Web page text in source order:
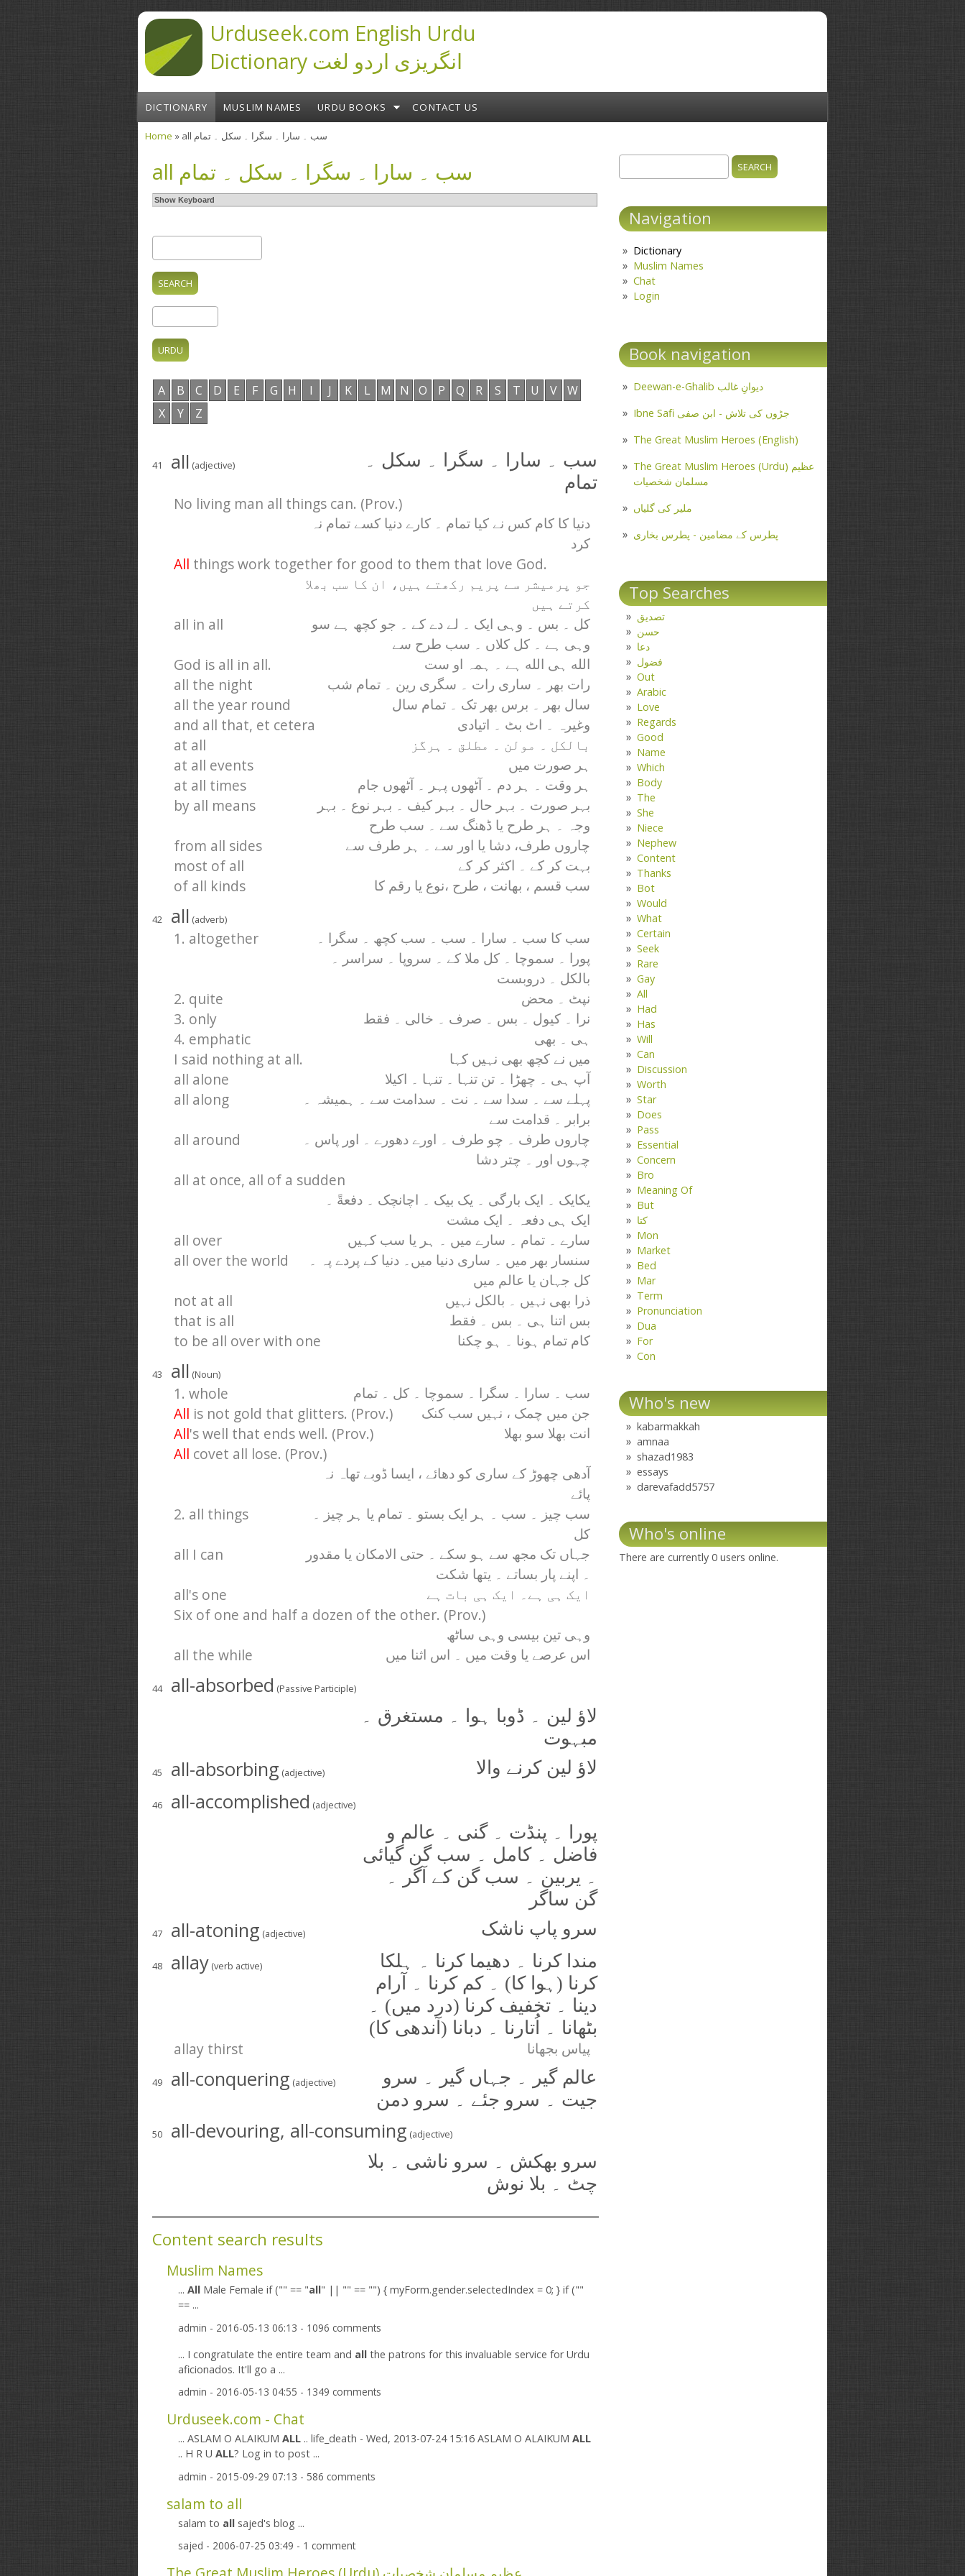
Urduseek.com English Urdu
Dictionary انگریزی اردو لغت
DICTIONARY MUSLIM NAMES URDU BOOKS CONTACT US
Home » all سب ۔ سارا ۔ سگرا ۔ سکل ۔ تمام
all سب ۔ سارا ۔ سگرا ۔ سکل ۔ تمام
Show Keyboard
A B C D E F G H I J K L M N O P Q R S T U V
W
X
Y Z
41 all (adjective)
سب ۔ سارا ۔ سگرا ۔ سکل ۔
تمام
No living man all things can. (Prov.)
دنیا کا کام کس نے کیا تمام ۔ کارے دنیا کسے تمام نہ
کرد
All things work together for good to them that love God.
جو پرمیشر سے پریم رکھتے ہیں، ان کا سب بھلا
کرتے ہیں
all in all
کل ۔ بس ۔ وہی ایک ۔ لے دے کے ۔ جو کچھ ہے سو
وہی ہے ۔ کل کلاں ۔ سب طرح سے
God is all in all. الله ہی الله ہے ۔ ہمہ او ست
all the night رات بھر ۔ ساری رات ۔ سگری رین ۔ تمام شب
all the year round سال بھر ۔ برس بھر تک ۔ تمام سال
and all that, et cetera وغیرہ ۔ اٹ بٹ ۔ اتیادی
at all بالکل ۔ مولن ۔ مطلق ۔ ہرگز
at all events ہر صورت میں
at all times ہر وقت ۔ ہر دم ۔ آٹھوں پہر ۔ آٹھوں جام
by all means
بہر صورت ۔ بہر حال ۔ بہر کیف ۔ بہر نوع ۔ بہر
وجہ ۔ ہر طرح یا ڈھنگ سے ۔ سب طرح
from all sides چاروں طرف، دشا یا اور سے ۔ ہر طرف سے
most of all بہت کر کے ۔ اکثر کر کے
of all kinds سب قسم ، بھانت ، طرح ،‌نوع یا رقم کا
42 all (adverb)
1. altogether
سب کا سب ۔ سارا ۔ سب ۔ سب کچھ ۔ سگرا ۔
پورا ۔ سموچا ۔ کل ملا کے ۔ سروپا ۔ سراسر ۔
بالکل ۔ دروبست
2. quite نپٹ ۔ محض
3. only نرا ۔ کیول ۔ بس ۔ صرف ۔ خالی ۔ فقط
4. emphatic ہی ۔ بھی
I said nothing at all. میں نے کچھ بھی نہیں کہا
all alone آپ ہی ۔ چھڑا ۔ تن تنہا ۔ تنہا ۔ اکیلا
all along
پہلے سے ۔ سدا سے ۔ نت ۔ سدامت سے ۔ ہمیشہ ۔
برابر ۔ قدامت سے
all around
چاروں طرف ۔ چو طرف ۔ اورے دھورے ۔ اور پاس ۔
چہوں اور ۔ چتر دشا
all at once, all of a sudden
یکایک ۔ ایک بارگی ۔ یک بیک ۔ اچانچک ۔ دفعةً ۔
ایک ہی دفعہ ۔ ایک مشت
all over سارے ۔ تمام ۔ سارے میں ۔ ہر یا سب کہیں
all over the world
سنسار بھر میں ۔ ساری دنیا میں۔ دنیا کے پردے پہ ۔
کل جہان یا عالم میں
not at all ذرا بھی نہیں ۔ بالکل نہیں
that is all بس اتنا ہی ۔ بس ۔ فقط
to be all over with one کام تمام ہونا ۔ ہو چکنا
43 all (Noun)
1. whole سب ۔ سارا ۔ سگرا ۔ سموچا ۔ کل ۔ تمام
All is not gold that glitters. (Prov.) جن میں چمک ، نہیں سب کنک
All's well that ends well. (Prov.) انت بھلا سو بھلا
All covet all lose. (Prov.)
آدھی چھوڑ کے ساری کو دھائے ، ایسا ڈوبے تھاہ نہ
پائے
2. all things
سب چیز ۔ سب ۔ ہر ایک بستو ۔ تمام یا ہر چیز ۔
کل
all I can
جہاں تک مجھ سے ہو سکے ۔ حتی الامکان یا مقدور
۔ اپنے پار بساتے ۔ یتھا شکت
all's one ایک ہی ہے۔ ایک ہی بات ہے
Six of one and half a dozen of the other. (Prov.)
وہی تین بیسی وہی ساٹھ
all the while اس عرصے یا وقت میں ۔ اس اثنا میں
44 all-absorbed (Passive Participle)
لاؤ لین ۔ ڈوبا ہوا ۔ مستغرق ۔
مبہوت
45 all-absorbing (adjective) لاؤ لین کرنے والا
46 all-accomplished (adjective)
پورا ۔ پنڈت ۔ گنی ۔ عالم و
فاضل ۔ کامل ۔ سب گن گیائی
۔ یربین ۔ سب گن کے آگر ۔
گن ساگر
47 all-atoning (adjective) سرو پاپ ناشک
48 allay (verb active)
مندا کرنا ۔ دھیما کرنا ۔ ہلکا
کرنا (ہوا کا) ۔ کم کرنا ۔ آرام
دینا ۔ تخفیف کرنا (درد میں) ۔
بٹھانا ۔ اُتارنا ۔ دبانا (آندھی کا)
allay thirst پیاس بجھانا
49 all-conquering (adjective)
عالم گیر ۔ جہاں گیر ۔ سرو
جیت ۔ سرو جئے ۔ سرو دمن
50 all-devouring, all-consuming (adjective)
سرو بھکش ۔ سرو ناشی ۔ بلا
چٹ ۔ بلا نوش
Content search results
Muslim Names
... All Male Female if ("" == "all" || "" == "") { myForm.gender.selectedIndex = 0; } if (""
== ...
admin - 2016-05-13 06:13 - 1096 comments
... I congratulate the entire team and all the patrons for this invaluable service for Urdu
aficionados. It'll go a ...
admin - 2016-05-13 04:55 - 1349 comments
Urduseek.com - Chat
... ASLAM O ALAIKUM ALL .. life_death - Wed, 2013-07-24 15:16 ASLAM O ALAIKUM ALL
.. H R U ALL? Log in to post ...
admin - 2015-09-29 07:13 - 586 comments
salam to all
salam to all sajed's blog ...
sajed - 2006-07-25 03:49 - 1 comment
Search form
Navigation
Dictionary
Muslim Names
Chat
Login
Book navigation
Deewan-e-Ghalib دیوانِ غالب
Ibne Safi جڑوں کی تلاش - ابن صفی
The Great Muslim Heroes (English)
The Great Muslim Heroes (Urdu) عظیم
مسلمان شخصیات
ملیر کی گلیاں
پطرس کے مضامین - پطرس بخاری
Top Searches
تصدیق
حسن
دعا
فضول
Out
Arabic
Love
Regards
Good
Name
Which
Body
The
She
Niece
Nephew
Content
Thanks
Bot
Would
What
Certain
Seek
Rare
Gay
All
Had
Has
Will
Can
Discussion
Worth
Star
Does
Pass
Essential
Concern
Bro
Meaning Of
But
کتا
Mon
Market
Bed
Mar
Term
Pronunciation
Dua
For
Con
Who's new
kabarmakkah
amnaa
shazad1983
essays
darevafadd5757
Who's online
There are currently 0 users online.